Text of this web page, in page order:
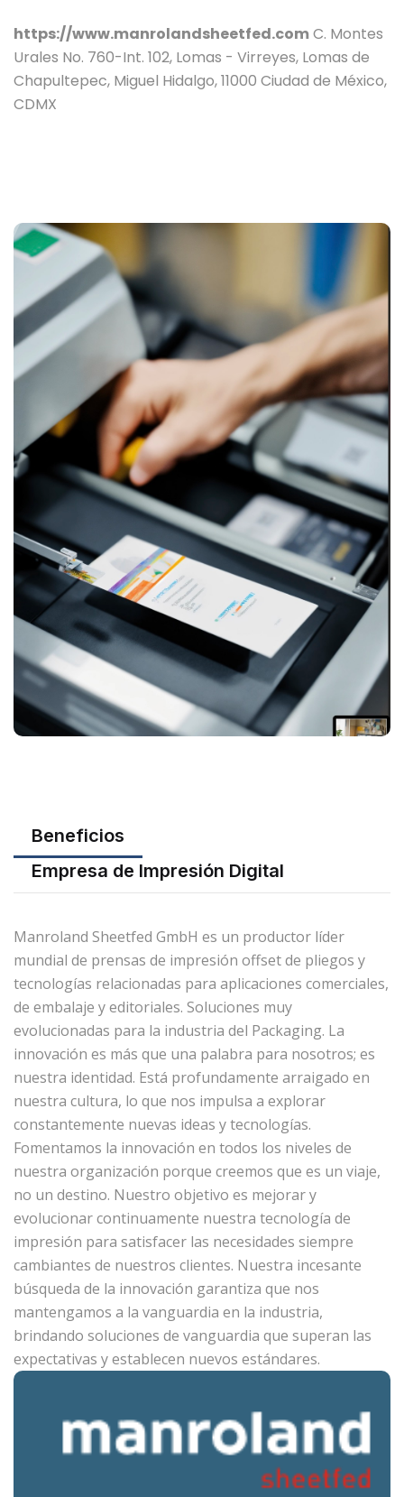
https://www.manrolandsheetfed.comC. Montes
Urales No. 760-Int. 102, Lomas - Virreyes, Lomas de
Chapultepec, Miguel Hidalgo, 11000 Ciudad de México,
CDMX
Beneficios
Empresa de Impresión Digital
Manroland Sheetfed GmbH es un productor líder
mundial de prensas de impresión offset de pliegos y
tecnologías relacionadas para aplicaciones comerciales,
de embalaje y editoriales. Soluciones muy
evolucionadas para la industria del Packaging. La
innovación es más que una palabra para nosotros; es
nuestra identidad. Está profundamente arraigado en
nuestra cultura, lo que nos impulsa a explorar
constantemente nuevas ideas y tecnologías.
Fomentamos la innovación en todos los niveles de
nuestra organización porque creemos que es un viaje,
no un destino. Nuestro objetivo es mejorar y
evolucionar continuamente nuestra tecnología de
impresión para satisfacer las necesidades siempre
cambiantes de nuestros clientes. Nuestra incesante
búsqueda de la innovación garantiza que nos
mantengamos a la vanguardia en la industria,
brindando soluciones de vanguardia que superan las
expectativas y establecen nuevos estándares.